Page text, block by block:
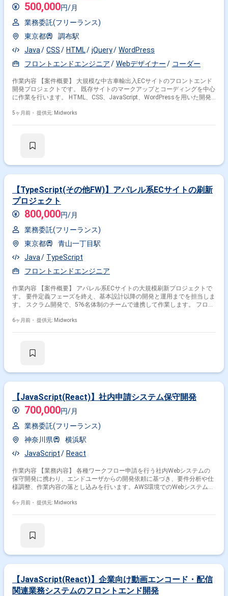
500,000円/月
業務委託(フリーランス)
東京都
調布駅
Java
CSS HTML jQuery
WordPress
フロントエンドエンジニア
Webデザイナー コーダー
作業内容 【案件概要】 大規模な中古車輸出入ECサイトのフロントエンド
開発プロジェクトです。 既存サイトのマークアップとコーディングを中心
に作業を行います。 HTML、CSS、JavaScript、WordPressを用いた開発
で、AWSやLAMP環境での作業も含まれます。 【作業内容】 ・HTML、
および新規ページ作成
5ヶ月前・ 提供元: Midworks
【TypeScript(その他FW)】アパレル系ECサイトの刷新
プロジェクト
800,000円/月
業務委託(フリーランス)
東京都
青山一丁目駅
Java
TypeScript
フロントエンドエンジニア
作業内容 【案件概要】 アパレル系ECサイトの大規模刷新プロジェクトで
す。 要件定義フェーズを終え、基本設計以降の開発と運用までを担当しま
す。 スクラム開発で、5?6名体制のチームで連携して作業します。 フロン
テクノロジー部門と協働し、開発を進めます。 2026年3月および8月に複
（Nest.js、TypeScript）
6ヶ月前・ 提供元: Midworks
【JavaScript(React)】社内申請システム保守開発
700,000円/月
業務委託(フリーランス)
神奈川県
横浜駅
JavaScript
React
作業内容 【業務内容】 各種ワークフロー申請を行う社内Webシステムの
保守開発に携わり、エンドユーザからの開発依頼に基づき、要件分析や仕
様調整、作業内容の落とし込みを行います。AWS環境でのWebシステム開
造、単体試験、結合試験 ・WebApp開発（SpringBoot、Thymeleaf、
6ヶ月前・ 提供元: Midworks
【JavaScript(React)】企業向け動画エンコード・配信
関連業務システムのフロントエンド開発
掛け合わせ条件で絞り込む
フレームワークで絞り込む
JavaScript × React
JavaScript × Vue.js
JavaScript × jQuery
JavaScript × Node.js
JavaScript × Angular
JavaScript × フロントエンドエンジニア
JavaScript × サーバーサイドエンジニア
業界で絞り込む